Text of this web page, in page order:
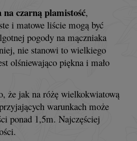
na czarną plamistość,
i matowe liście mogą być
pogody na mączniaka
nie stanowi to wielkiego
olśniewająco piękna i mało
że jak na różę wielkokwiatową
warunkach może
ponad 1,5m. Najczęściej